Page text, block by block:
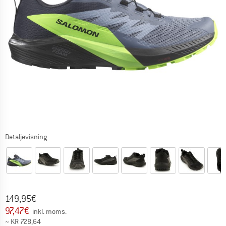
Detaljevisning
Original pris :
149,95€
Pris:
97,47€ inkl. moms.
~ KR 728,64